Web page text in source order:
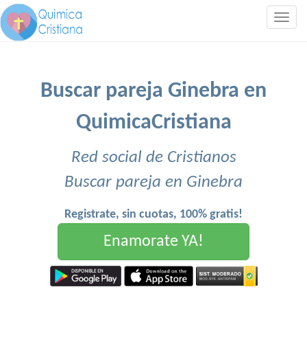
Buscar pareja Ginebra en
QuimicaCristiana
Red social de Cristianos
Buscar pareja en Ginebra
Registrate, sin cuotas, 100% gratis!
Enamorate YA!